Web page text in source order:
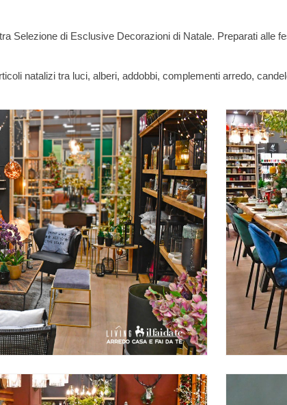
Selezione di Esclusive Decorazioni di Natale. Preparati alle
natalizi tra luci, alberi, addobbi, complementi arredo,